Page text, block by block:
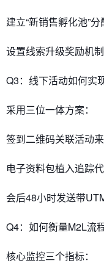
建立“新销售孵化池”
设置线索升级奖励机制
​​Q3：线下活动如何实
采用三位一体方案：
签到二维码关联活动
电子资料包植入追踪
会后48小时发送带
​​Q4：如何衡量M2L流
核心监控三个指标：